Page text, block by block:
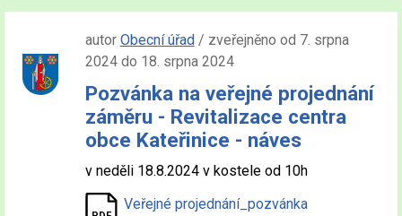
autor Obecní úřad/ zveřejněno od 7. srpna
2024 do 18. srpna 2024
Pozvánka na veřejné projednání
záměru - Revitalizace centra
obce Kateřinice - náves
v neděli 18.8.2024 v kostele od 10h
Veřejné projednání_pozvánka